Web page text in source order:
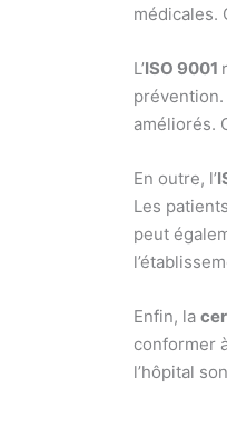
médicales.
L’ISO 9001
améliorés.
En outre, l’
Les
peut
Enfin, la
conformer
l’hôpital